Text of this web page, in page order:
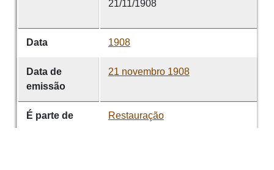
21/11/1908
Data 1908
Data de
emissão
21 novembro 1908
É parte de Restauração